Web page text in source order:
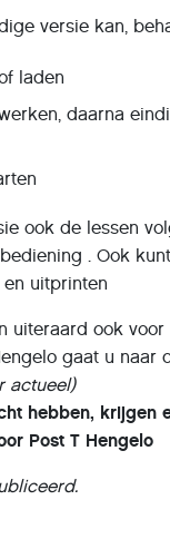
versie kan,
laden
daarna
ook de lessen
. Ook
uitprinten
uiteraard ook voor
gaat u naar
actueel)
hebben, krijgen
Post T Hengelo